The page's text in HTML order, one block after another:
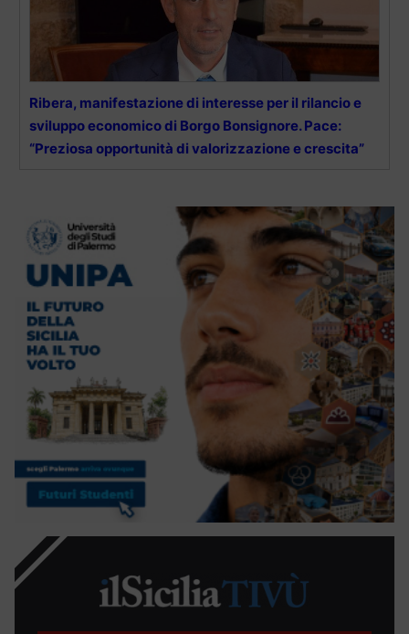
Ribera, manifestazione di interesse per il rilancio e
sviluppo economico di Borgo Bonsignore. Pace:
“Preziosa opportunità di valorizzazione e crescita”